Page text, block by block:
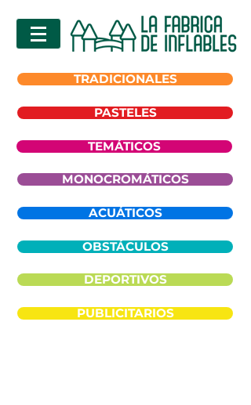
TRADICIONALES
PASTELES
TEMÁTICOS
MONOCROMÁTICOS
ACUÁTICOS
OBSTÁCULOS
DEPORTIVOS
PUBLICITARIOS